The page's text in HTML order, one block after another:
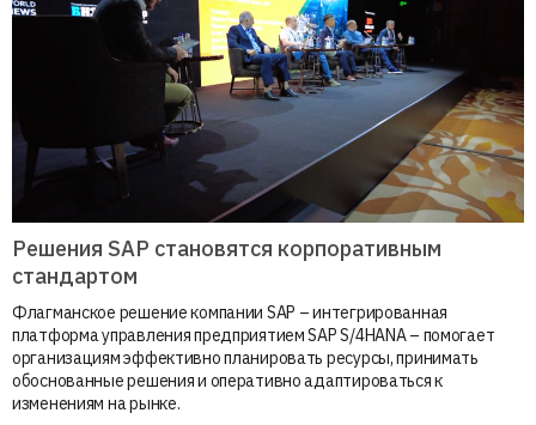
Решения SAP становятся корпоративным
стандартом
Флагманское решение компании SAP – интегрированная
платформа управления предприятием SAP S/4HANA – помогает
организациям эффективно планировать ресурсы, принимать
обоснованные решения и оперативно адаптироваться к
изменениям на рынке.